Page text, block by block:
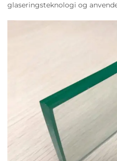
glaseringsteknologi og